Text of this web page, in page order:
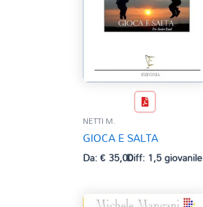
NETTI M.
GIOCA E SALTA
Da:€35,00Diff: 1,5 giovanile